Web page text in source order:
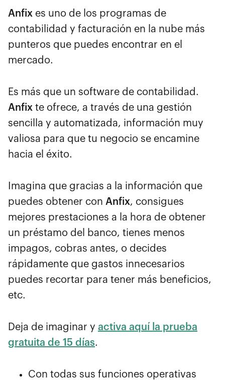
Anfix es uno de los programas de
contabilidad y facturación en la nube más
punteros que puedes encontrar en el
mercado.
Es más que un software de contabilidad.
Anfix te ofrece, a través de una gestión
sencilla y automatizada, información muy
valiosa para que tu negocio se encamine
hacia el éxito.
Imagina que gracias a la información que
puedes obtener con Anfix, consigues
mejores prestaciones a la hora de obtener
un préstamo del banco, tienes menos
impagos, cobras antes, o decides
rápidamente que gastos innecesarios
puedes recortar para tener más beneficios,
etc.
Deja de imaginar y activa aquí la prueba
gratuita de 15 días.
Con todas sus funciones operativas